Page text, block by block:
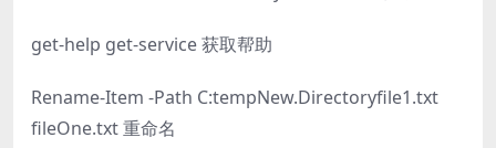
get-help get-service 获取帮助
Rename-Item -Path C:tempNew.Directoryfile1.txt
fileOne.txt 重命名